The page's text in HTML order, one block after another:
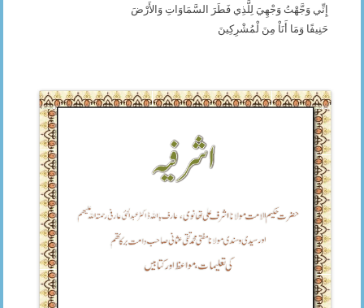
إِنِّي وَجَّهْتُ وَجْهِيَ لِلَّذِي فَطَرَ السَّمَاوَاتِ وَالأَرْضَ
حَنِيفًا وَمَا أَنَاْ مِنَ لْمُشْرِكِينَ